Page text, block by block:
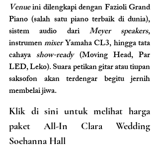
Venue ini dilengkapi dengan Fazioli Grand
Piano (salah satu piano terbaik di dunia),
sistem audio dari Meyer speakers,
instrumen mixer Yamaha CL3, hingga tata
cahaya show-ready (Moving Head, Par
LED, Leko). Suara petikan gitar atau tiupan
saksofon akan terdengar begitu jernih
membelai jiwa.
Klik di sini untuk melihat harga
paket All-In Clara Wedding
Soehanna Hall